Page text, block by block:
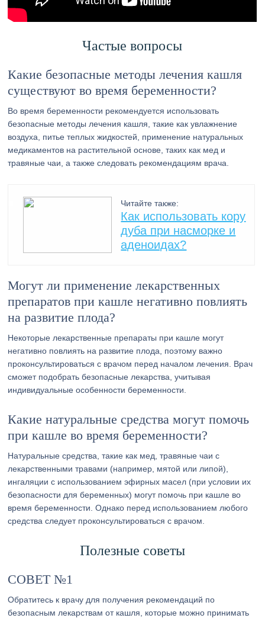
Частые вопросы
Какие безопасные методы лечения кашля
существуют во время беременности?
Во время беременности рекомендуется использовать
безопасные методы лечения кашля, такие как увлажнение
воздуха, питье теплых жидкостей, применение натуральных
медикаментов на растительной основе, таких как мед и
травяные чаи, а также следовать рекомендациям врача.
Читайте также:
Как использовать кору
дуба при насморке и
аденоидах?
Могут ли применение лекарственных
препаратов при кашле негативно повлиять
на развитие плода?
Некоторые лекарственные препараты при кашле могут
негативно повлиять на развитие плода, поэтому важно
проконсультироваться с врачом перед началом лечения. Врач
сможет подобрать безопасные лекарства, учитывая
индивидуальные особенности беременности.
Какие натуральные средства могут помочь
при кашле во время беременности?
Натуральные средства, такие как мед, травяные чаи с
лекарственными травами (например, мятой или липой),
ингаляции с использованием эфирных масел (при условии их
безопасности для беременных) могут помочь при кашле во
время беременности. Однако перед использованием любого
средства следует проконсультироваться с врачом.
Полезные советы
СОВЕТ №1
Обратитесь к врачу для получения рекомендаций по
безопасным лекарствам от кашля, которые можно принимать